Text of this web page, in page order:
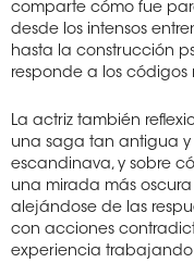
comparte cómo fue
desde los intensos
hasta la construcción
responde a los
La actriz también
una saga tan antigua
escandinava, y sobre
una mirada más
alejándose de las
con acciones
experiencia trabajando